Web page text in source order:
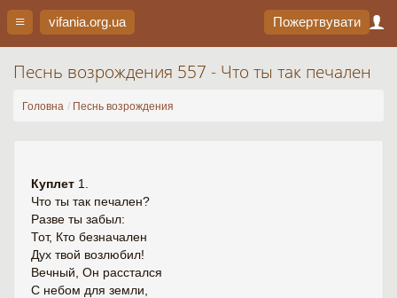
vifania.org.ua Пожертвувати
Песнь возрождения 557 - Что ты так печален
Головна Песнь возрождения
Куплет 1.
Что ты так печален?
Разве ты забыл:
Тот, Кто безначален
Дух твой возлюбил!
Вечный, Он расстался
С небом для земли,